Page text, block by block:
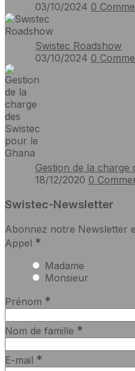
03/10/2024 0
Swistec Roadshow
03/10/2024 0
Gestion de la charge
18/12/2020 0
Swistec-Newsletter
Abonnez notre Newsletter
Appel *
Madame
Monsieur
Prénom *
Nom de famille *
E-mail *